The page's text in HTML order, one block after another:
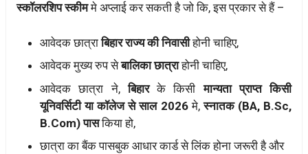
स्कॉलरशिप स्कीममे अप्लाई कर सकती है जो कि, इस प्रकार से हैं –
आवेदक छात्राबिहार राज्य की निवासीहोनी चाहिए,
आवेदक मुख्य रुप सेबालिका छात्राहोनी चाहिए,
आवेदक छात्रा ने,बिहारके किसीमान्यता प्राप्त किसी
यूनिवर्सिटी या कॉलेज से साल 2026मे,स्नातक (BA, B.Sc,
B.Com) पासकिया हो,
छात्रा का बैंक पासबुक आधार कार्ड से लिंक होना जरूरी है और